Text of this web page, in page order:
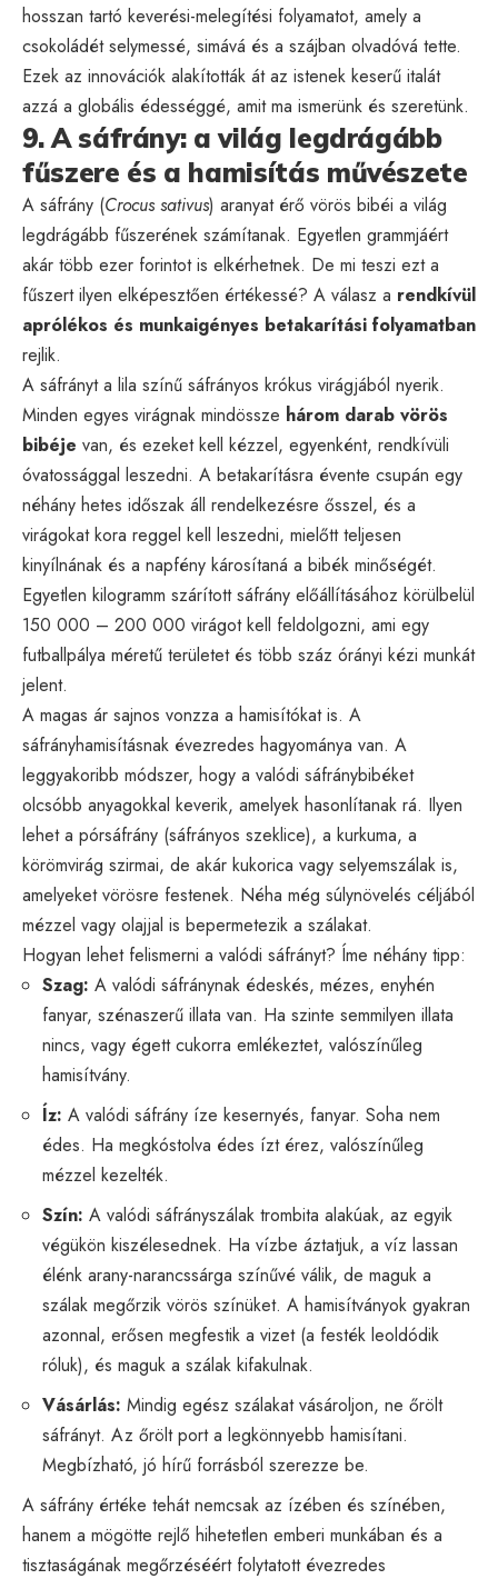
hosszan tartó keverési-melegítési folyamatot, amely a
csokoládét selymessé, simává és a szájban olvadóvá tette.
Ezek az innovációk alakították át az istenek keserű italát
azzá a globális édességgé, amit ma ismerünk és szeretünk.
9. A sáfrány: a világ legdrágább
fűszere és a hamisítás művészete
A sáfrány (Crocus sativus) aranyat érő vörös bibéi a világ
legdrágább fűszerének számítanak. Egyetlen grammjáért
akár több ezer forintot is elkérhetnek. De mi teszi ezt a
fűszert ilyen elképesztően értékessé? A válasz a rendkívül
aprólékos és munkaigényes betakarítási folyamatban
rejlik.
A sáfrányt a lila színű sáfrányos krókus virágjából nyerik.
Minden egyes virágnak mindössze három darab vörös
bibéje van, és ezeket kell kézzel, egyenként, rendkívüli
óvatossággal leszedni. A betakarításra évente csupán egy
néhány hetes időszak áll rendelkezésre ősszel, és a
virágokat kora reggel kell leszedni, mielőtt teljesen
kinyílnának és a napfény károsítaná a bibék minőségét.
Egyetlen kilogramm szárított sáfrány előállításához körülbelül
150 000 – 200 000 virágot kell feldolgozni, ami egy
futballpálya méretű területet és több száz órányi kézi munkát
jelent.
A magas ár sajnos vonzza a hamisítókat is. A
sáfrányhamisításnak évezredes hagyománya van. A
leggyakoribb módszer, hogy a valódi sáfránybibéket
olcsóbb anyagokkal keverik, amelyek hasonlítanak rá. Ilyen
lehet a pórsáfrány (sáfrányos szeklice), a kurkuma, a
körömvirág szirmai, de akár kukorica vagy selyemszálak is,
amelyeket vörösre festenek. Néha még súlynövelés céljából
mézzel vagy olajjal is bepermetezik a szálakat.
Hogyan lehet felismerni a valódi sáfrányt? Íme néhány tipp:
Szag: A valódi sáfránynak édeskés, mézes, enyhén
fanyar, szénaszerű illata van. Ha szinte semmilyen illata
nincs, vagy égett cukorra emlékeztet, valószínűleg
hamisítvány.
Íz: A valódi sáfrány íze kesernyés, fanyar. Soha nem
édes. Ha megkóstolva édes ízt érez, valószínűleg
mézzel kezelték.
Szín: A valódi sáfrányszálak trombita alakúak, az egyik
végükön kiszélesednek. Ha vízbe áztatjuk, a víz lassan
élénk arany-narancssárga színűvé válik, de maguk a
szálak megőrzik vörös színüket. A hamisítványok gyakran
azonnal, erősen megfestik a vizet (a festék leoldódik
róluk), és maguk a szálak kifakulnak.
Vásárlás: Mindig egész szálakat vásároljon, ne őrölt
sáfrányt. Az őrölt port a legkönnyebb hamisítani.
Megbízható, jó hírű forrásból szerezze be.
A sáfrány értéke tehát nemcsak az ízében és színében,
hanem a mögötte rejlő hihetetlen emberi munkában és a
tisztaságának megőrzéséért folytatott évezredes